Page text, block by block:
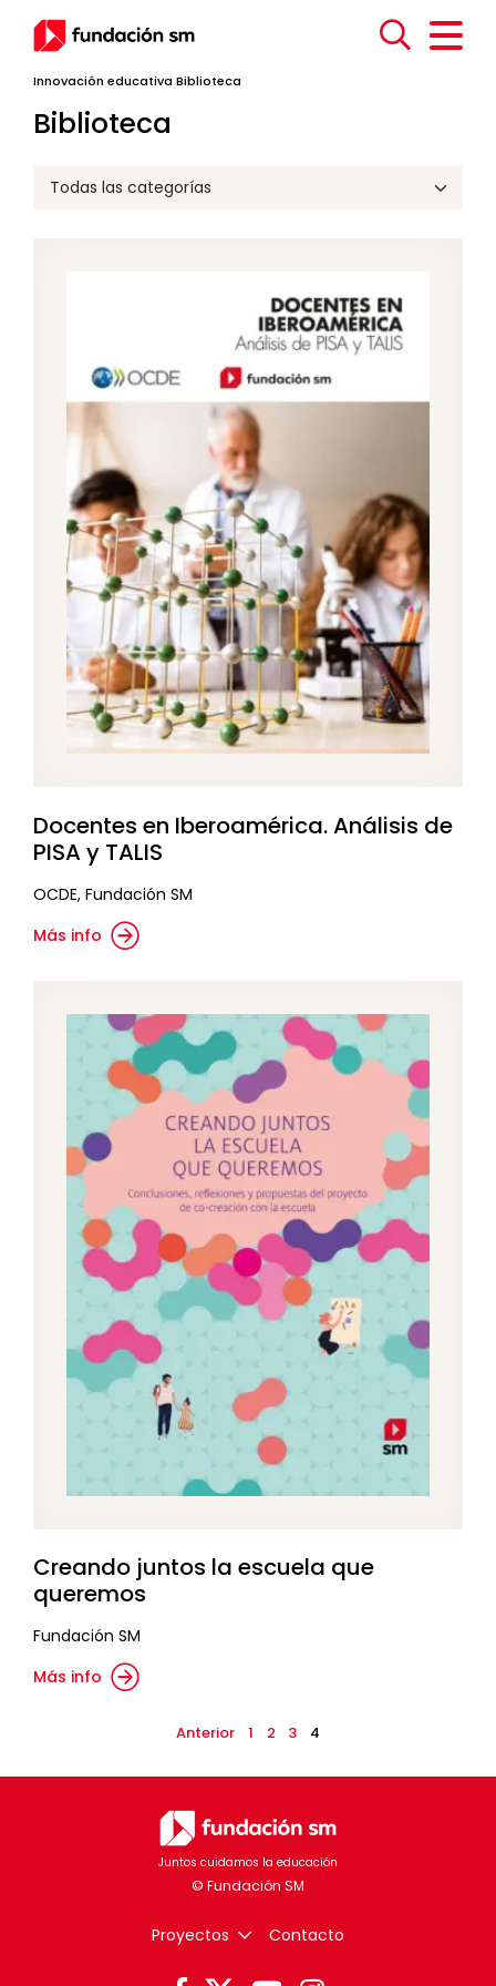
Innovación educativa Biblioteca
Biblioteca
Docentes en Iberoamérica. Análisis de
PISA y TALIS
OCDE, Fundación SM
Más info
Creando juntos la escuela que
queremos
Fundación SM
Más info
Anterior 1 2 3 4
Juntos cuidamos la educación
Proyectos Contacto